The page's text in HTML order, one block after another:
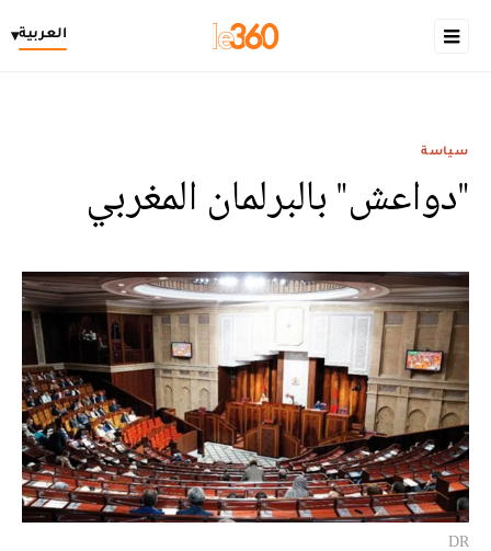
العربية▾
سياسة
"دواعش" بالبرلمان المغربي
DR